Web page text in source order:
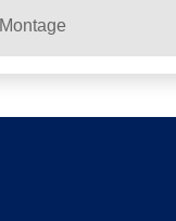
Montage